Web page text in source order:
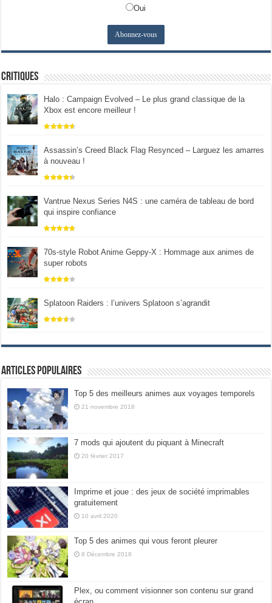
Oui
Critiques
Halo : Campaign Evolved – Le plus grand classique de la
Xbox est encore meilleur !
Assassin’s Creed Black Flag Resynced – Larguez les amarres
à nouveau !
Vantrue Nexus Series N4S : une caméra de tableau de bord
qui inspire confiance
70s-style Robot Anime Geppy-X : Hommage aux animes de
super robots
Splatoon Raiders : l’univers Splatoon s’agrandit
Articles populaires
Top 5 des meilleurs animes aux voyages temporels
21 novembre 2018
7 mods qui ajoutent du piquant à Minecraft
20 février 2017
Imprime et joue : des jeux de société imprimables
gratuitement
10 avril 2020
Top 5 des animes qui vous feront pleurer
8 Décembre 2018
Plex, ou comment visionner son contenu sur grand